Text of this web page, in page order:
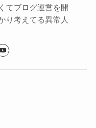
てブログ運営を開
り考えてる異常人